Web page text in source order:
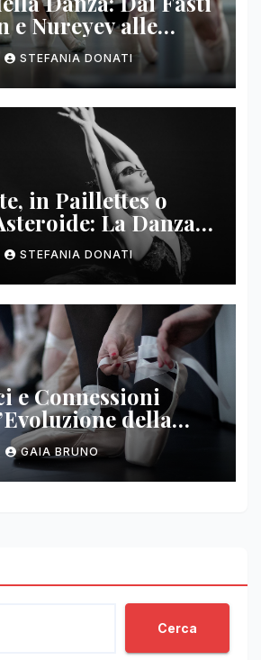
e Nureyev alle
Contemporanee
STEFANIA DONATI
in Paillettes o
La Danza
in Rivolta
STEFANIA DONATI
e Connessioni
della
Contemporanea
GAIA BRUNO
Cerca